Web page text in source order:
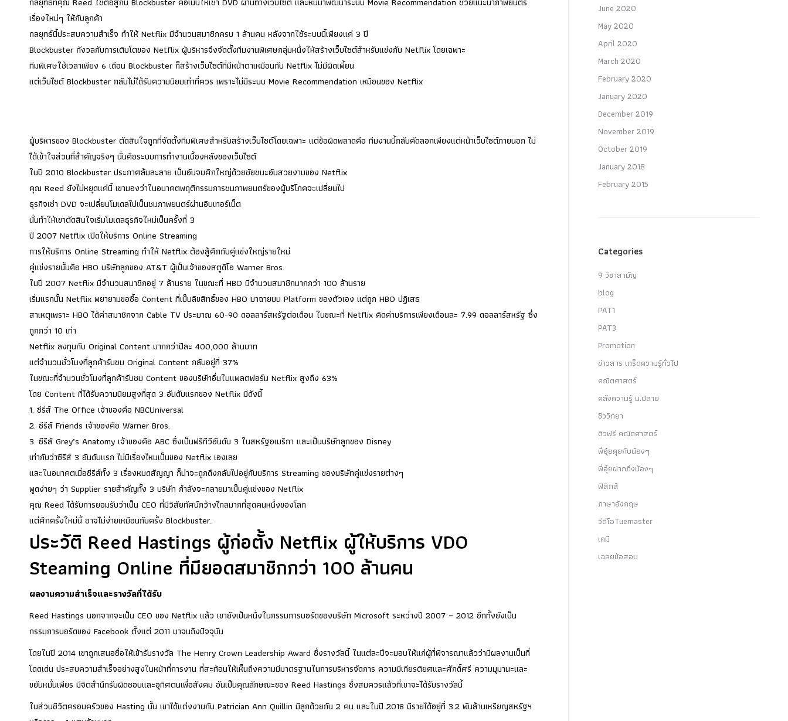
เรื่องใหม่ๆ ให้กับลูกค้า
กลยุทธ์นี้ประสบความสำเร็จ ทำให้ Netflix มีจำนวนสมาชิกครบ 1 ล้านคน หลังจากใช้ระบบนี้เพียงแค่ 3 ปี
Blockbuster กังวลกับการเติบโตของ Netflix ผู้บริหารจึงจัดตั้งทีมงานพิเศษกลุ่มหนึ่งให้สร้างเว็บไซต์สำหรับแข่งกับ Netflix โดยเฉพาะ
ทีมพิเศษใช้เวลาเพียง 6 เดือน Blockbuster ก็สร้างเว็บไซต์ที่มีหน้าตาเหมือนกับ Netflix ไม่มีผิดเพี้ยน
แต่เว็บไซต์ Blockbuster กลับไม่ได้รับความนิยมเท่าที่ควร เพราะไม่มีระบบ Movie Recommendation เหมือนของ Netflix
ผู้บริหารของ Blockbuster ตัดสินใจถูกที่จัดตั้งทีมพิเศษสำหรับสร้างเว็บไซต์โดยเฉพาะ แต่ข้อผิดพลาดคือ ทีมงานนี้กลับคัดลอกเพียงแต่หน้าเว็บไซต์ภายนอก ไม่
ได้เข้าใจส่วนที่สำคัญจริงๆ นั่นคือระบบการทำงานเบื้องหลังของเว็บไซต์
ในปี 2010 Blockbuster ประกาศล้มละลาย เป็นอันจบศึกใหญ่ด้วยชัยชนะอันสวยงามของ Netflix
คุณ Reed ยังไม่หยุดแค่นี้ เขามองว่าในอนาคตพฤติกรรมการชมภาพยนตร์ของผู้บริโภคจะเปลี่ยนไป
ธุรกิจเช่า DVD จะเปลี่ยนโมเดลไปเป็นชมภาพยนตร์ผ่านอินเทอร์เน็ต
นั่นทำให้เขาตัดสินใจเริ่มโมเดลธุรกิจใหม่เป็นครั้งที่ 3
ปี 2007 Netflix เปิดให้บริการ Online Streaming
การให้บริการ Online Streaming ทำให้ Netflix ต้องสู้ศึกกับคู่แข่งใหญ่รายใหม่
คู่แข่งรายนั้นคือ HBO บริษัทลูกของ AT&T ผู้เป็นเจ้าของสตูดิโอ Warner Bros.
ในปี 2007 Netflix มีจำนวนสมาชิกอยู่ 7 ล้านราย ในขณะที่ HBO มีจำนวนสมาชิกมากกว่า 100 ล้านราย
เริ่มแรกนั้น Netflix พยายามขอซื้อ Content ที่เป็นลิขสิทธิ์ของ HBO มาฉายบน Platform ของตัวเอง แต่ถูก HBO ปฏิเสธ
สาเหตุเพราะ HBO ได้ค่าสมาชิกจาก Cable TV ประมาณ 60-90 ดอลลาร์สหรัฐต่อเดือน ในขณะที่ Netflix คิดค่าบริการเพียงเดือนละ 7.99 ดอลลาร์สหรัฐ ซึ่ง
ถูกกว่า 10 เท่า
Netflix ลงทุนกับ Original Content มากกว่าปีละ 400,000 ล้านบาท
แต่จำนวนชั่วโมงที่ลูกค้ารับชม Original Content กลับอยู่ที่ 37%
ในขณะที่จำนวนชั่วโมงที่ลูกค้ารับชม Content ของบริษัทอื่นในแพลตฟอร์ม Netflix สูงถึง 63%
โดย Content ที่ได้รับความนิยมสูงที่สุด 3 อันดับแรกของ Netflix มีดังนี้
1. ซีรีส์ The Office เจ้าของคือ NBCUniversal
2. ซีรีส์ Friends เจ้าของคือ Warner Bros.
3. ซีรีส์ Grey’s Anatomy เจ้าของคือ ABC ซึ่งเป็นฟรีทีวีอันดับ 3 ในสหรัฐอเมริกา และเป็นบริษัทลูกของ Disney
เท่ากับว่าซีรีส์ 3 อันดับแรก ไม่มีเรื่องไหนเป็นของ Netflix เองเลย
และในอนาคตเมื่อซีรีส์ทั้ง 3 เรื่องหมดสัญญา ก็น่าจะถูกดึงกลับไปอยู่กับบริการ Streaming ของบริษัทคู่แข่งรายต่างๆ
พูดง่ายๆ ว่า Supplier รายสำคัญทั้ง 3 บริษัท กำลังจะกลายมาเป็นคู่แข่งของ Netflix
คุณ Reed ได้รับการยอมรับว่าเป็น CEO ที่มีวิสัยทัศน์กว้างไกลมากที่สุดคนหนึ่งของโลก
แต่ศึกครั้งใหม่นี้ อาจไม่ง่ายเหมือนกับครั้ง Blockbuster..
ประวัติ Reed Hastings ผู้ก่อตั้ง Netflix ผู้ให้บริการ VDO
Steaming Online ที่มียอดสมาชิกกว่า 100 ล้านคน
ผลงานความสำเร็จและรางวัลที่ได้รับ
Reed Hastings นอกจากจะเป็น CEO ของ Netflix แล้ว เขายังเป็นหนึ่งในกรรมการบอร์ดของบริษัท Microsoft ระหว่างปี 2007 – 2012 อีกทั้งยังเป็น
กรรมการบอร์ดของ Facebook ตั้งแต่ 2011 มาจนถึงปัจจุบัน
โดยในปี 2014 เขาถูกเสนอชื่อให้เข้ารับรางวัล The Henry Crown Leadership Award ซึ่งรางวัลนี้ ในแต่ละปีจะมอบให้แก่ผู้ที่พิจารณาแล้วว่ามีผลงานเป็นที่
โดดเด่น ประสบความสำเร็จอย่างสูงในหน้าที่การงาน ที่สะท้อนให้เห็นถึงความมีมาตรฐานในการบริหารจัดการ ความมีเกียรติยศและศักดิ์ศรี ความมุมานะและ
ขยันหมั่นเพียร มีจิตสำนึกรับผิดชอบและอุทิศตนเพื่อสังคม อันเป็นคุณลักษณะของ Reed Hastings ซึ่งสมควรแล้วที่เขาจะได้รับรางวัลนี้
ในส่วนชีวิตครอบครัวของ Hasting นั้น เขาได้แต่งงานกับ Patrician Ann Quillin มีลูกด้วยกัน 2 คน และในปี 2018 มีรายได้อยู่ที่ 3.2 พันล้านเหรียญสหรัฐฯ
June 2020
May 2020
April 2020
March 2020
February 2020
January 2020
December 2019
November 2019
October 2019
January 2018
February 2015
Categories
9 วิชาสามัญ
blog
PAT1
PAT3
Promotion
ข่าวสาร เกร็ดความรู้ทั่วไป
คณิตศาสตร์
คลังความรู้ ม.ปลาย
ชีววิทยา
ติวฟรี คณิตศาสตร์
พี่อุ๋ยคุยกับน้องๆ
พี่อุ๋ยฝากถึงน้องๆ
ฟิสิกส์
ภาษาอังกฤษ
วีดีโอTuemaster
เคมี
เฉลยข้อสอบ